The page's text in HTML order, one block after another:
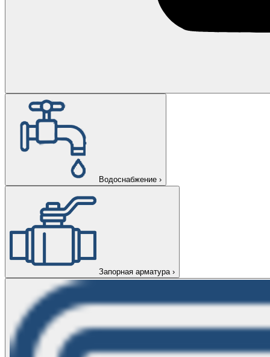
Водоснабжение ›
Запорная арматура ›